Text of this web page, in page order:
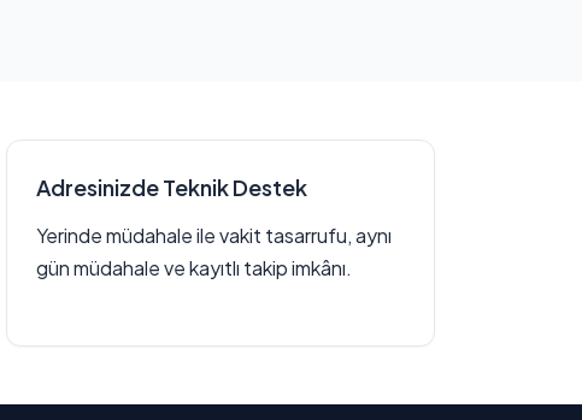
Adresinizde Teknik Destek
Yerinde müdahale ile vakit tasarrufu, aynı
gün müdahale ve kayıtlı takip imkânı.